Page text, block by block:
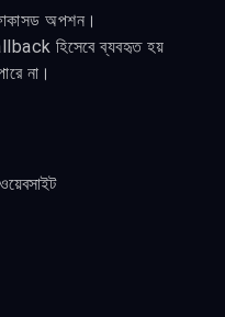
অপশন।
হিসেবে ব্যবহৃত হয়
না।